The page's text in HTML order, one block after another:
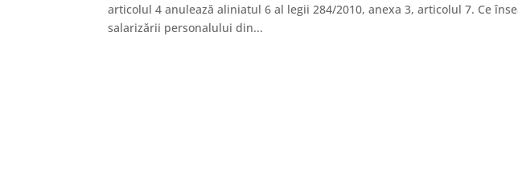
articolul 4 anulează aliniatul 6 al legii 284/2010, anexa 3, articolul 7. Ce
salarizării personalului din...